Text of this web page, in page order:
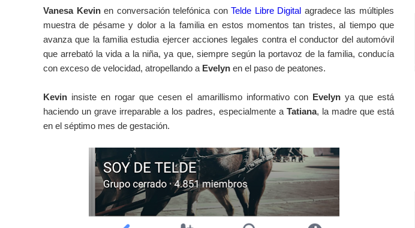
Vanesa Kevinen conversación telefónica conTelde Libre Digital agradece las múltiples
muestra de pésame y dolor a la familia en estos momentos tan tristes, al tiempo que
avanza que la familia estudia ejercer acciones legales contra el conductor del automóvil
que arrebató la vida a la niña, ya que, siempre según la portavoz de la familia, conducía
con exceso de velocidad, atropellando a Evelyn en el paso de peatones.
Kevin insiste en rogar que cesen el amarillismo informativo con Evelynya que está
haciendo un grave irreparable a los padres, especialmente a Tatiana, la madre que está
en el séptimo mes de gestación.